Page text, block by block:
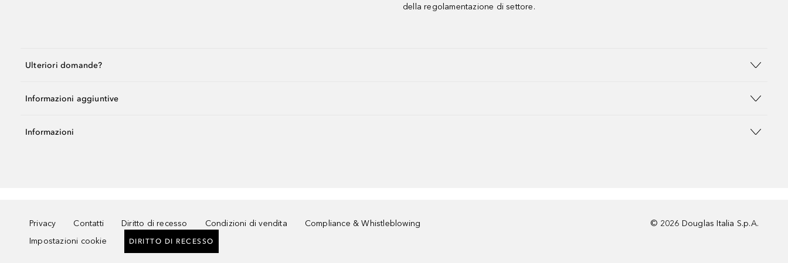
della regolamentazione di settore.
Ulteriori domande?
Informazioni aggiuntive
Informazioni
Privacy Contatti Diritto di recesso Condizioni di vendita
Compliance & Whistleblowing
Impostazioni cookie
DIRITTO DI RECESSO
© 2026 Douglas Italia S.p.A.